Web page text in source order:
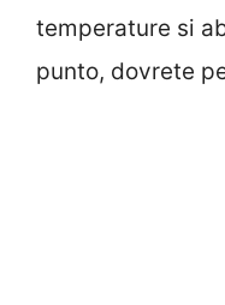
temperature si
punto, dovrete